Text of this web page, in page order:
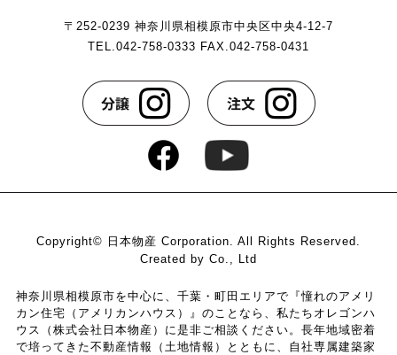
日，住所，電話番号，メールアドレス，銀行口座番号，
クレジットカード番号，運転免許証番号などの個人情報
などとの間でなされたユーザーの個人情報を含む取引記
録や，決済に関する情報を当社の提携先（情報提供元，
いいます。）などから収集することがあります。
当社は，ユーザーについて，利用したサービスやソフト
ウエア，購入した商品，閲覧したページや広告の履歴，
境（携帯端末を通じてご利用の場合の当該端末の通信状
態，利用に際しての各種設定情報なども含みます），IP
報などの履歴情報および特性情報を，ユーザーが当社や
提携先のサービスを利用しまたはページを閲覧する際に
収集します。
〒252-0239 神奈川県相模原市中央区中央4-12-7
TEL.042-758-0333 FAX.042-758-0431
Copyright© 日本物産 Corporation. All Rights Reserved.
Created by Co., Ltd
神奈川県相模原市を中心に、千葉・町田エリアで『憧れのアメリ
カン住宅（アメリカンハウス）』のことなら、私たちオレゴンハ
ウス（株式会社日本物産）に是非ご相談ください。長年地域密着
で培ってきた不動産情報（土地情報）とともに、自社専属建築家